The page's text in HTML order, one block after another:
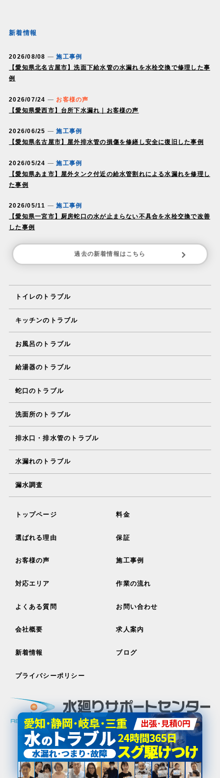
新着情報
2026/08/08
施工事例
【愛知県北名古屋市】洗面下給水管の水漏れを水栓交換で修理した事
例
2026/07/24
お客様の声
【愛知県愛西市】台所下水漏れ｜お客様の声
2026/06/25
施工事例
【愛知県名古屋市】屋外排水管の損傷を修繕し安全に復旧した事例
2026/05/24
施工事例
【愛知県あま市】屋外タンク付近の給水管割れによる水漏れを修理し
た事例
2026/05/11
施工事例
【愛知県一宮市】厨房蛇口の水が止まらない不具合を水栓交換で改善
した事例
過去の新着情報はこちら
トイレのトラブル
キッチンのトラブル
お風呂のトラブル
給湯器のトラブル
蛇口のトラブル
洗面所のトラブル
排水口・排水管のトラブル
水漏れのトラブル
漏水調査
トップページ 料金
選ばれる理由 保証
お客様の声 施工事例
対応エリア 作業の流れ
よくある質問 お問い合わせ
会社概要 求人案内
新着情報 ブログ
プライバシーポリシー
〒456-0059
愛知県名古屋市熱田区八番1-4-11